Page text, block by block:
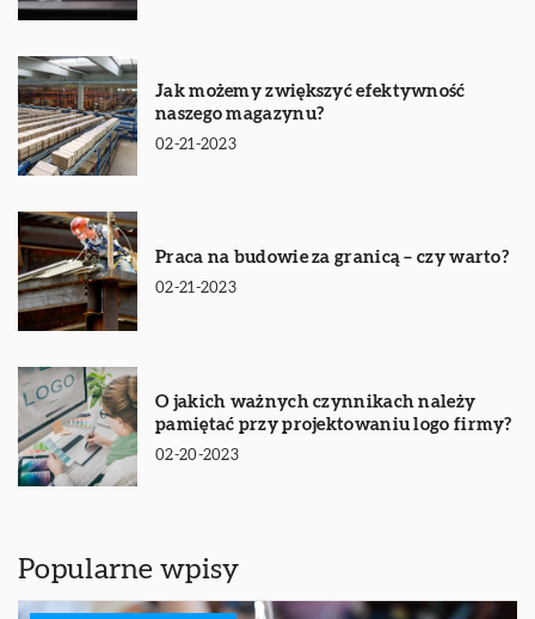
Jak możemy zwiększyć efektywność
naszego magazynu?
02-21-2023
Praca na budowie za granicą – czy warto?
02-21-2023
O jakich ważnych czynnikach należy
pamiętać przy projektowaniu logo firmy?
02-20-2023
Popularne wpisy